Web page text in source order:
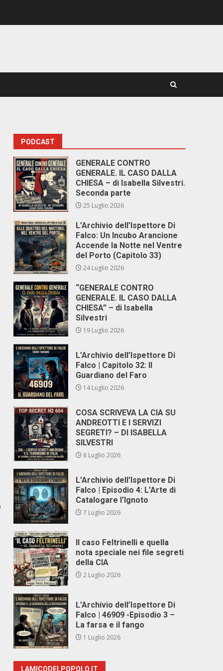
PODCAST
GENERALE CONTRO
GENERALE. IL CASO DALLA
CHIESA – di Isabella Silvestri.
Seconda parte
25 Luglio 2026
L’Archivio dell’Ispettore Di
Falco: Un Incubo Arancione
Accende la Notte nel Ventre
del Porto (Capitolo 33)
24 Luglio 2026
“GENERALE CONTRO
GENERALE. IL CASO DALLA
CHIESA” – di Isabella
Silvestri
19 Luglio 2026
L’Archivio dell’Ispettore Di
Falco | Capitolo 32: Il
Guardiano del Faro
14 Luglio 2026
COSA SCRIVEVA LA CIA SU
ANDREOTTI E I SERVIZI
SEGRETI? – DI ISABELLA
SILVESTRI
8 Luglio 2026
L’Archivio dell’Ispettore Di
Falco | Episodio 4: L’Arte di
Catalogare l’Ignoto
7 Luglio 2026
Il caso Feltrinelli e quella
nota speciale nei file segreti
della CIA
2 Luglio 2026
L’Archivio dell’Ispettore Di
Falco | 46909 -Episodio 3 –
La farsa e il fango
1 Luglio 2026
LAMICODELPOPOLO.IT